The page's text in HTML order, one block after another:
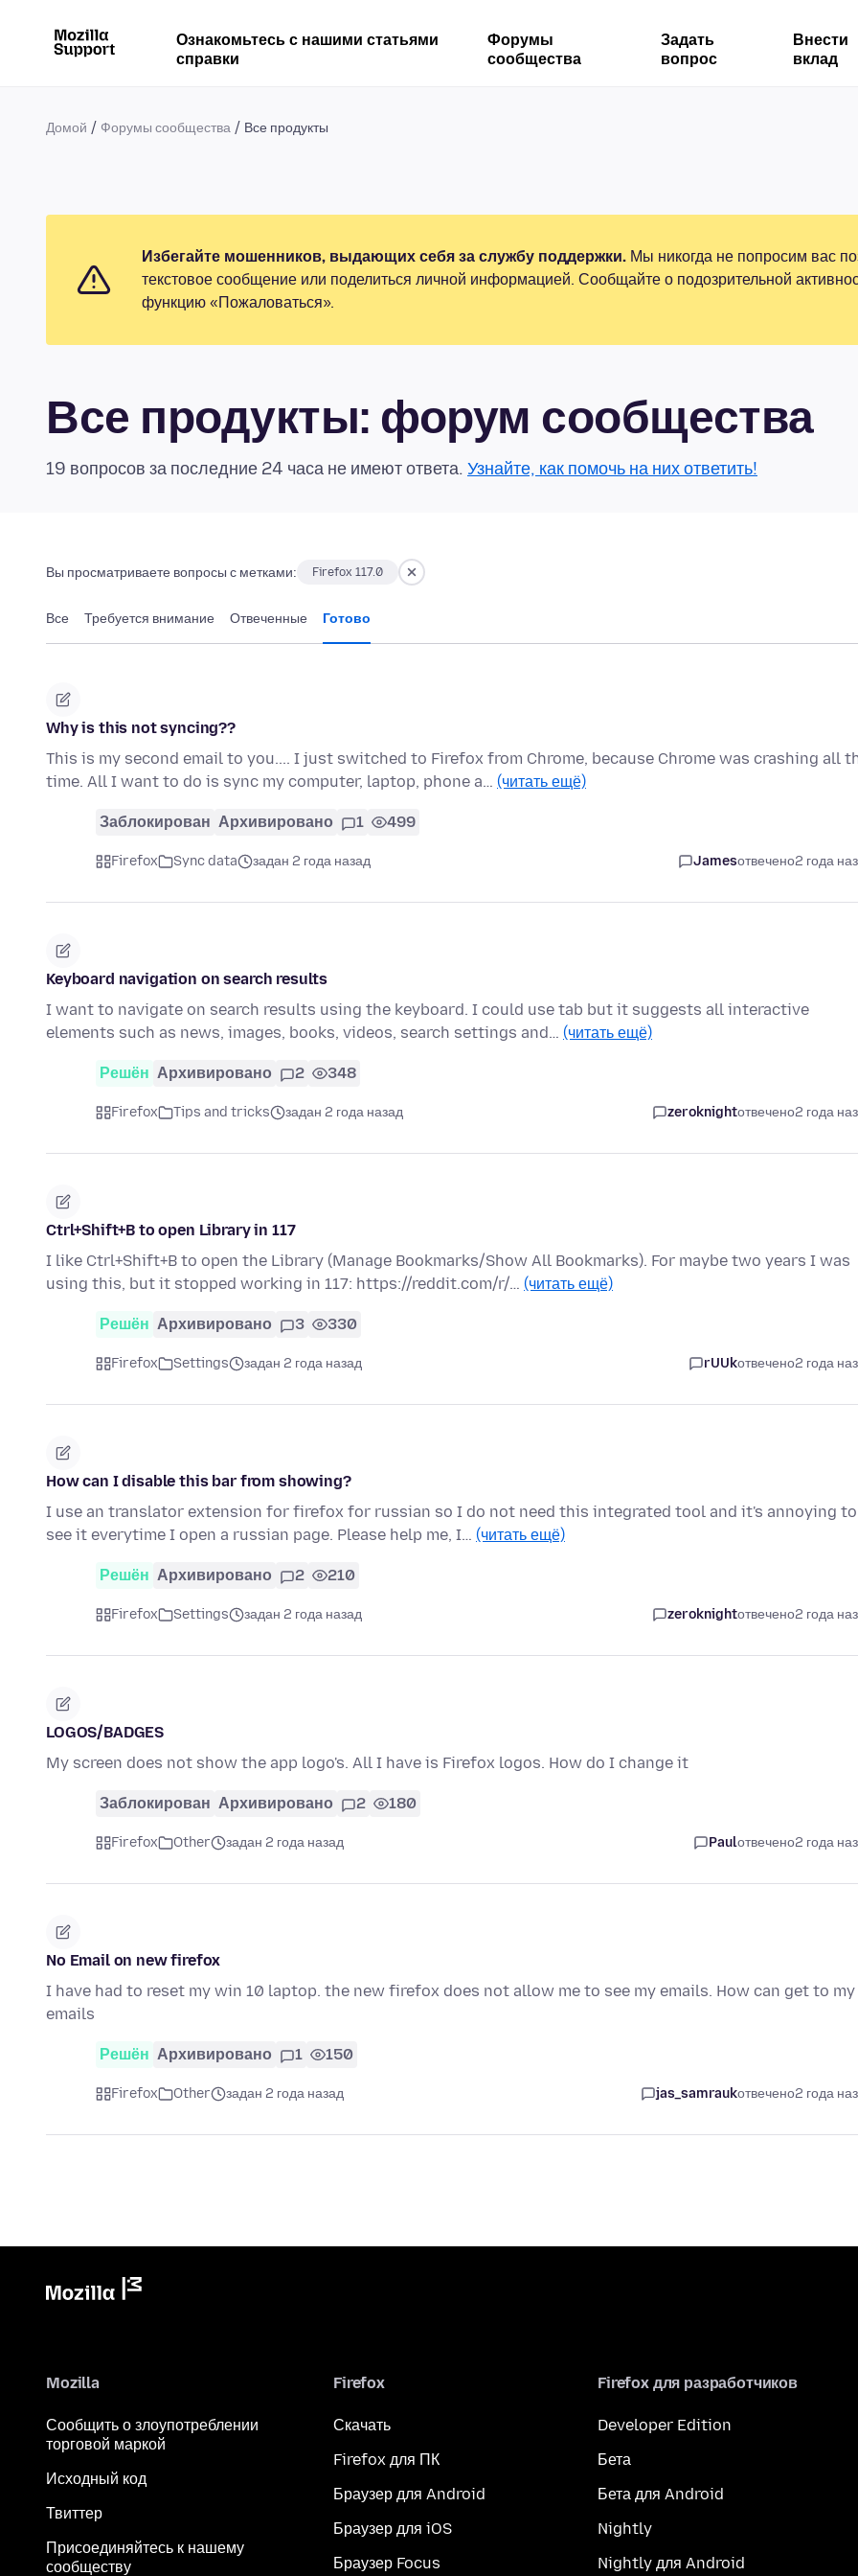
Ознакомьтесь с нашими статьями
справки
Форумы
сообщества
Задать
вопрос
Внести
вклад
Домой Форумы сообщества Все продукты
Избегайте мошенников, выдающих себя за службу поддержки. Мы никогда не попросим вас
текстовое сообщение или поделиться личной информацией. Сообщайте о подозрительной
функцию «Пожаловаться».
Все продукты: форум сообщества
19 вопросов за последние 24 часа не имеют ответа. Узнайте, как помочь на них ответить!
Вы просматриваете вопросы с метками: Firefox 117.0
Все Требуется внимание Отвеченные Готово
Why is this not syncing??
This is my second email to you.... I just switched to Firefox from Chrome, because Chrome was crashing all
time. All I want to do is sync my computer, laptop, phone a… (читать ещё)
Заблокирован Архивировано 1 499
Firefox Sync data задан 2 года назад Jamesотвечено2 года
Keyboard navigation on search results
I want to navigate on search results using the keyboard. I could use tab but it suggests all interactive
elements such as news, images, books, videos, search settings and… (читать ещё)
Решён Архивировано 2 348
Firefox Tips and tricks задан 2 года назад zeroknightотвечено2 года
Ctrl+Shift+B to open Library in 117
I like Ctrl+Shift+B to open the Library (Manage Bookmarks/Show All Bookmarks). For maybe two years I was
using this, but it stopped working in 117: https://reddit.com/r/… (читать ещё)
Решён Архивировано 3 330
Firefox Settings задан 2 года назад rUUkотвечено2 года
How can I disable this bar from showing?
I use an translator extension for firefox for russian so I do not need this integrated tool and it's annoying to
see it everytime I open a russian page. Please help me, I… (читать ещё)
Решён Архивировано 2 210
Firefox Settings задан 2 года назад zeroknightотвечено2 года
LOGOS/BADGES
My screen does not show the app logo's. All I have is Firefox logos. How do I change it
Заблокирован Архивировано 2 180
Firefox Other задан 2 года назад Paulотвечено2 года
No Email on new firefox
I have had to reset my win 10 laptop. the new firefox does not allow me to see my emails. How can get to my
emails
Решён Архивировано 1 150
Firefox Other задан 2 года назад jas_samraukотвечено2 года
Mozilla
Сообщить о злоупотреблении
торговой маркой
Исходный код
Твиттер
Присоединяйтесь к нашему
сообществу
Firefox
Скачать
Firefox для ПК
Браузер для Android
Браузер для iOS
Браузер Focus
Firefox для разработчиков
Developer Edition
Бета
Бета для Android
Nightly
Nightly для Android